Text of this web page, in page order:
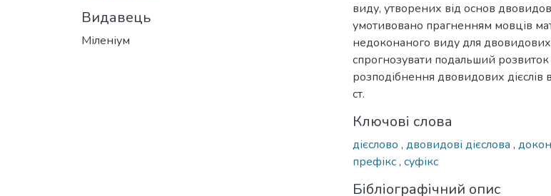
Видавець
Міленіум
виду, утворених від основ
умотивовано прагненням мовців
недоконаного виду для двовидових
спрогнозувати подальший
розподібнення двовидових дієслів
ст.
Ключові слова
дієслово , двовидові дієслова ,
префікс, суфікс
Бібліографічний опис